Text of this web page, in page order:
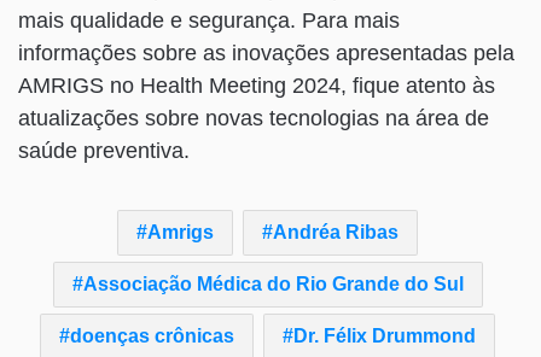
mais qualidade e segurança. Para mais
informações sobre as inovações apresentadas pela
AMRIGS no Health Meeting 2024, fique atento às
atualizações sobre novas tecnologias na área de
saúde preventiva.
Amrigs Andréa Ribas
Associação Médica do Rio Grande do Sul
doenças crônicas Dr. Félix Drummond